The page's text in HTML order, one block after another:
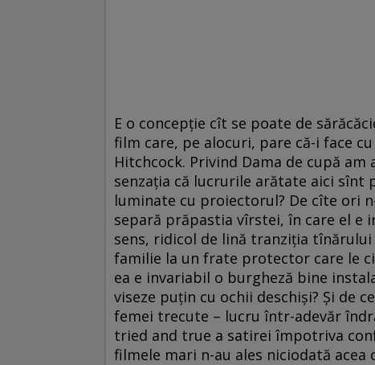
E o concepție cît se poate de
film care, pe alocuri, pare că-i face
Hitchcock. Privind Dama de cupă
senzația că lucrurile arătate aici sînt
luminate cu proiectorul? De cîte ori
separă prăpastia vîrstei, în care el e
sens, ridicol de lină tranziția
familie la un frate protector care le
ea e invariabil o burgheză bine
viseze puțin cu ochii deschiși? Și de
femei trecute – lucru într-adevăr
tried and true a satirei împotriva
filmele mari n-au ales niciodată acea